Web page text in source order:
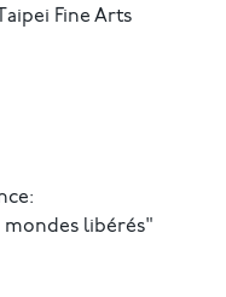
Fine Arts
mondes libérés"